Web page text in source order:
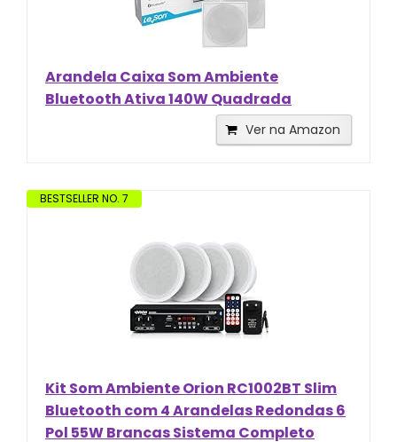
Arandela Caixa Som Ambiente
Bluetooth Ativa 140W Quadrada
Ver na Amazon
BESTSELLER NO. 7
Kit Som Ambiente Orion RC1002BT Slim
Bluetooth com 4 Arandelas Redondas 6
Pol 55W Brancas Sistema Completo